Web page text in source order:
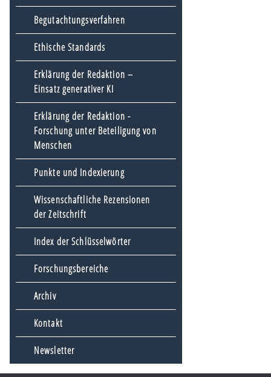
Begutachtungsverfahren
Ethische Standards
Erklärung der Redaktion –
Einsatz generativer KI
Erklärung der Redaktion -
Forschung unter Beteiligung von
Menschen
Punkte und Indexierung
Wissenschaftliche Rezensionen
der Zeitschrift
Index der Schlüsselwörter
Forschungsbereiche
Archiv
Kontakt
Newsletter